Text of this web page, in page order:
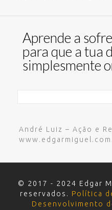
Aprende a
para que a tua
simplesmente
André Luiz – Ação e
© 2017 - 2024 Edgar
reservados. Política
Desenvolvimento